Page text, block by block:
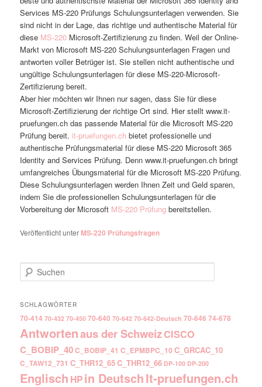
Services MS-220 Prüfungs Schulungsunterlagen verwenden. Sie
sind nicht in der Lage, das richtige und authentische Material für
diese MS-220 Microsoft-Zertifizierung zu finden. Weil der Online-
Markt von Microsoft MS-220 Schulungsunterlagen Fragen und
antworten voller Betrüger ist. Sie stellen nicht authentische und
ungültige Schulungsunterlagen für diese MS-220-Microsoft-
Zertifizierung bereit.
Aber hier möchten wir Ihnen nur sagen, dass Sie für diese
Microsoft-Zertifizierung der richtige Ort sind. Hier stellt www.it-
pruefungen.ch das passende Material für die Microsoft MS-220
Prüfung bereit. it-pruefungen.ch bietet professionelle und
authentische Prüfungsmaterial für diese MS-220 Microsoft 365
Identity and Services Prüfung. Denn www.it-pruefungen.ch bringt
umfangreiches Übungsmaterial für die Microsoft MS-220 Prüfung.
Diese Schulungsunterlagen werden Ihnen Zeit und Geld sparen,
indem Sie die professionellen Schulungsunterlagen für die
Vorbereitung der Microsoft MS-220 Prüfung bereitstellen.
Veröffentlicht unter MS-220 Prüfungsfragen
Suchen
SCHLAGWÖRTER
70-414 70-432 70-450 70-640 70-642 70-642-Deutsch 70-646 74-678
Antwortenaus der SchweizCISCO
C_BOBIP_40C_BOBIP_41 C_EPMBPC_10 C_GRCAC_10
C_TAW12_731 C_THR12_65C_THR12_66 DP-100 DP-200
Englisch HPin DeutschIt-pruefungen.ch